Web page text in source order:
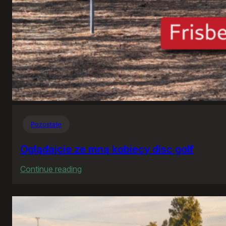
Pozostałe
Oglądajcie ze mną kobiecy disc golf
Continue reading
ze
kobiecy